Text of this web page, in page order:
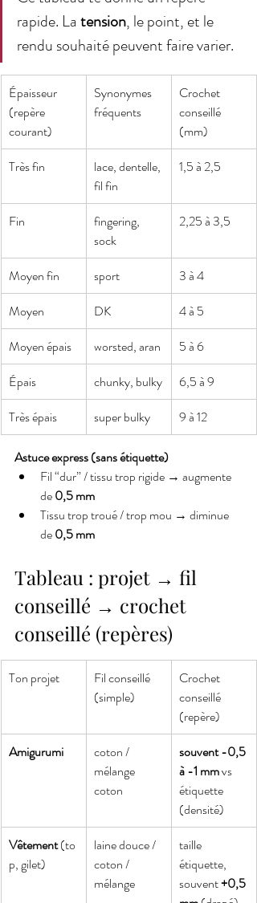
rapide. La tension, le point, et le
rendu souhaité peuvent faire varier.
Épaisseur
(repère
courant)
Synonymes
fréquents
Crochet
conseillé
(mm)
Très fin
lace, dentelle,
fil fin
1,5 à 2,5
Fin
fingering,
sock
2,25 à 3,5
Moyen fin sport
3 à 4
Moyen
DK
4 à 5
Moyen épais
worsted, aran
5 à 6
Épais
chunky, bulky
6,5 à 9
Très épais
super bulky 9 à 12
Astuce express (sans étiquette)
Fil “dur” / tissu trop rigide → augmente
de 0,5 mm
Tissu trop troué / trop mou → diminue
de 0,5 mm
Tableau : projet → fil
conseillé → crochet
conseillé (repères)
Ton projet
Fil conseillé
(simple)
Crochet
conseillé
(repère)
Amigurumi
coton /
mélange
coton
souvent -0,5
à -1 mm vs
étiquette
(densité)
Vêtement (to
p, gilet)
laine douce /
coton /
mélange
taille
étiquette,
souvent +0,5